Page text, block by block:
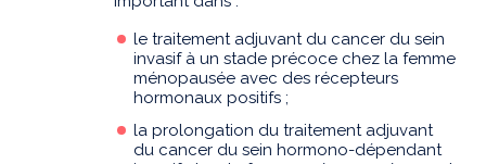
le traitement adjuvant du cancer du sein
invasif à un stade précoce chez la femme
ménopausée avec des récepteurs
hormonaux positifs ;
la prolongation du traitement adjuvant
du cancer du sein hormono-dépendant